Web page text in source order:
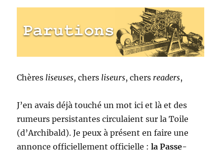
Chères liseuses, chers liseurs, chers readers,
J’en avais déjà touché un mot ici et là et des
rumeurs persistantes circulaient sur la Toile
(d’Archibald). Je peux à présent en faire une
annonce officiellement officielle :la Passe-